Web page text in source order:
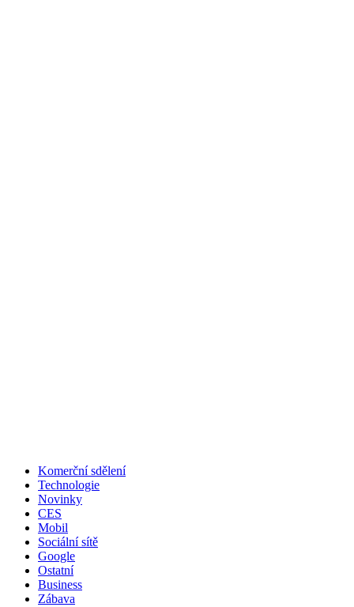
Komerční sdělení
Technologie
Novinky
CES
Mobil
Sociální sítě
Google
Ostatní
Business
Zábava